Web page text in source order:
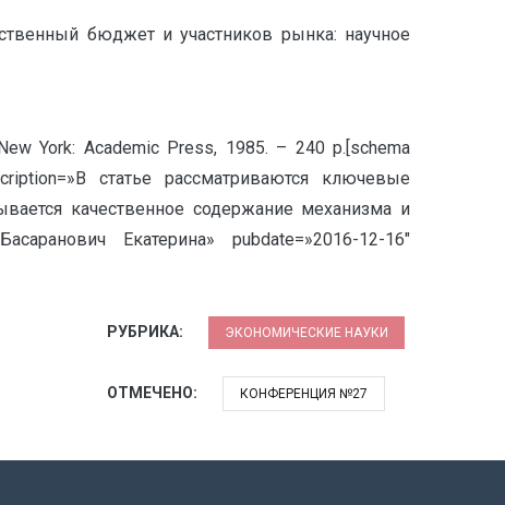
бюджет и участников рынка: научное
York: Academic Press, 1985. – 240 p.[schema
статье рассматриваются ключевые
качественное содержание механизма и
Екатерина» pubdate=»2016-12-16″
РУБРИКА: ЭКОНОМИЧЕСКИЕ НАУКИ
ОТМЕЧЕНО: КОНФЕРЕНЦИЯ №27